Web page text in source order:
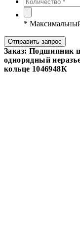
*
Отправить запрос
Заказ: Подшипник
однорядный
кольце 1046948К